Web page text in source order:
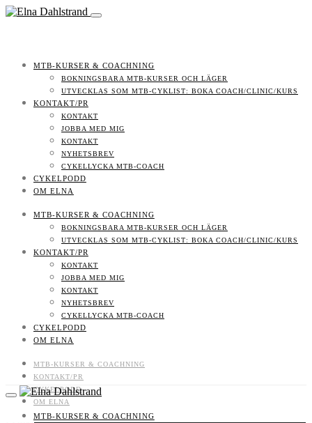
MTB-KURSER & COACHNING
BOKNINGSBARA MTB-KURSER OCH LÄGER
UTVECKLAS SOM MTB-CYKLIST: BOKA COACH/CLINIC/KURS
KONTAKT/PR
KONTAKT
JOBBA MED MIG
KONTAKT
NYHETSBREV
CYKELLYCKA MTB-COACH
CYKELPODD
OM ELNA
MTB-KURSER & COACHNING
BOKNINGSBARA MTB-KURSER OCH LÄGER
UTVECKLAS SOM MTB-CYKLIST: BOKA COACH/CLINIC/KURS
KONTAKT/PR
KONTAKT
JOBBA MED MIG
KONTAKT
NYHETSBREV
CYKELLYCKA MTB-COACH
CYKELPODD
OM ELNA
MTB-KURSER & COACHNING
KONTAKT/PR
CYKELPODD
OM ELNA
MTB-KURSER & COACHNING